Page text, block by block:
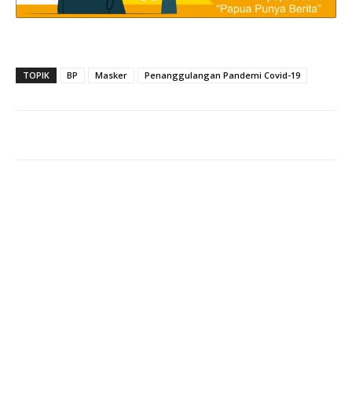
TOPIK BP Masker Penanggulangan Pandemi Covid-19